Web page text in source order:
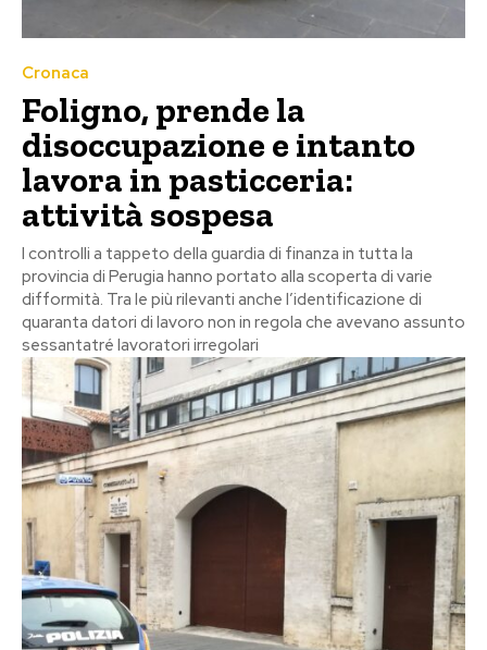
Cronaca
Foligno, prende la
disoccupazione e intanto
lavora in pasticceria:
attività sospesa
I controlli a tappeto della guardia di finanza in tutta la
provincia di Perugia hanno portato alla scoperta di varie
difformità. Tra le più rilevanti anche l’identificazione di
quaranta datori di lavoro non in regola che avevano assunto
sessantatré lavoratori irregolari